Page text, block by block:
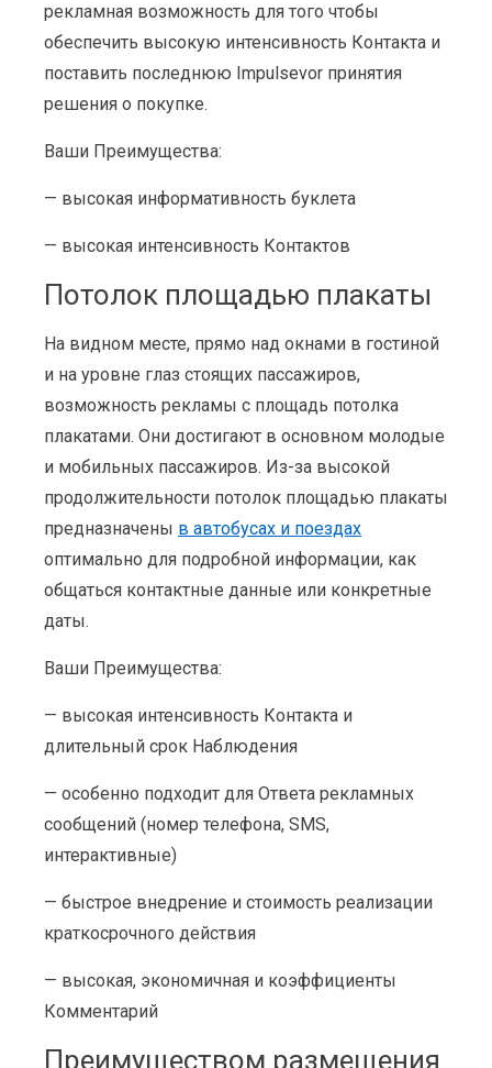
рекламная возможность для того чтобы
обеспечить высокую интенсивность Контакта и
поставить последнюю Impulsevor принятия
решения о покупке.
Ваши Преимущества:
— высокая информативность буклета
— высокая интенсивность Контактов
Потолок площадью плакаты
На видном месте, прямо над окнами в гостиной
и на уровне глаз стоящих пассажиров,
возможность рекламы с площадь потолка
плакатами. Они достигают в основном молодые
и мобильных пассажиров. Из-за высокой
продолжительности потолок площадью плакаты
предназначены в автобусах и поездах
оптимально для подробной информации, как
общаться контактные данные или конкретные
даты.
Ваши Преимущества:
— высокая интенсивность Контакта и
длительный срок Наблюдения
— особенно подходит для Ответа рекламных
сообщений (номер телефона, SMS,
интерактивные)
— быстрое внедрение и стоимость реализации
краткосрочного действия
— высокая, экономичная и коэффициенты
Комментарий
Преимуществом размещения